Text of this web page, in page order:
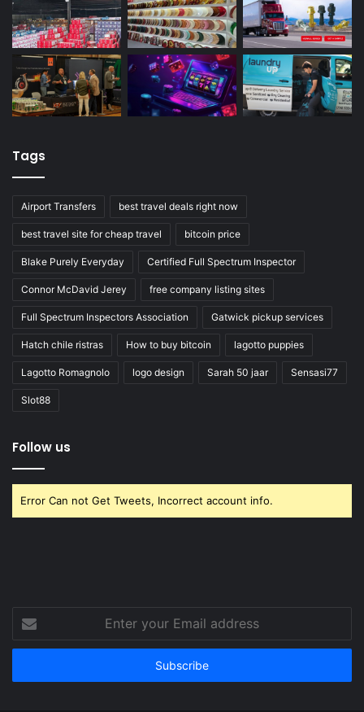
Tags
Airport Transfers best travel deals right now
best travel site for cheap travel bitcoin price
Blake Purely Everyday Certified Full Spectrum Inspector
Connor McDavid Jerey free company listing sites
Full Spectrum Inspectors Association Gatwick pickup services
Hatch chile ristras How to buy bitcoin lagotto puppies
Lagotto Romagnolo logo design Sarah 50 jaar Sensasi77
Slot88
Follow us
Error Can not Get Tweets, Incorrect account info.
your
Email